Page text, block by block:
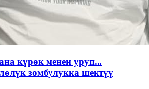
күрөк менен уруп...
зомбулукка шектүү